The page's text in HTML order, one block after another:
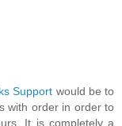
Support would be to
with order in order to
It is completely a